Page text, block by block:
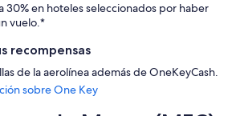
30% en hoteles seleccionados por haber
vuelo.*
recompensas
de la aerolínea además de OneKeyCash.
sobre One Key